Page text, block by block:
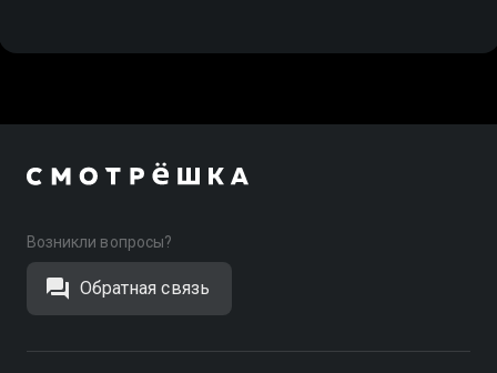
Возникли вопросы?
Обратная связь